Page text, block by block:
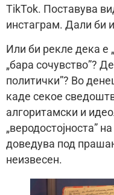
TikTok. Поставува
инстаграм. Дали би
Или би рекле дека е
„бара сочувство”?
политички”? Во
каде секое
алгоритамски и
„веродостојноста”
доведува под
неизвесен.